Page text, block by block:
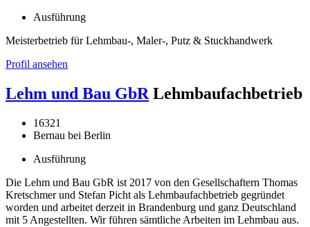
Ausführung
Meisterbetrieb für Lehmbau-, Maler-, Putz & Stuckhandwerk
Profil ansehen
Lehm und Bau GbR Lehmbaufachbetrieb
16321
Bernau bei Berlin
Ausführung
Die Lehm und Bau GbR ist 2017 von den Gesellschaftern Thomas
Kretschmer und Stefan Picht als Lehmbaufachbetrieb gegründet
worden und arbeitet derzeit in Brandenburg und ganz Deutschland
mit 5 Angestellten. Wir führen sämtliche Arbeiten im Lehmbau aus.